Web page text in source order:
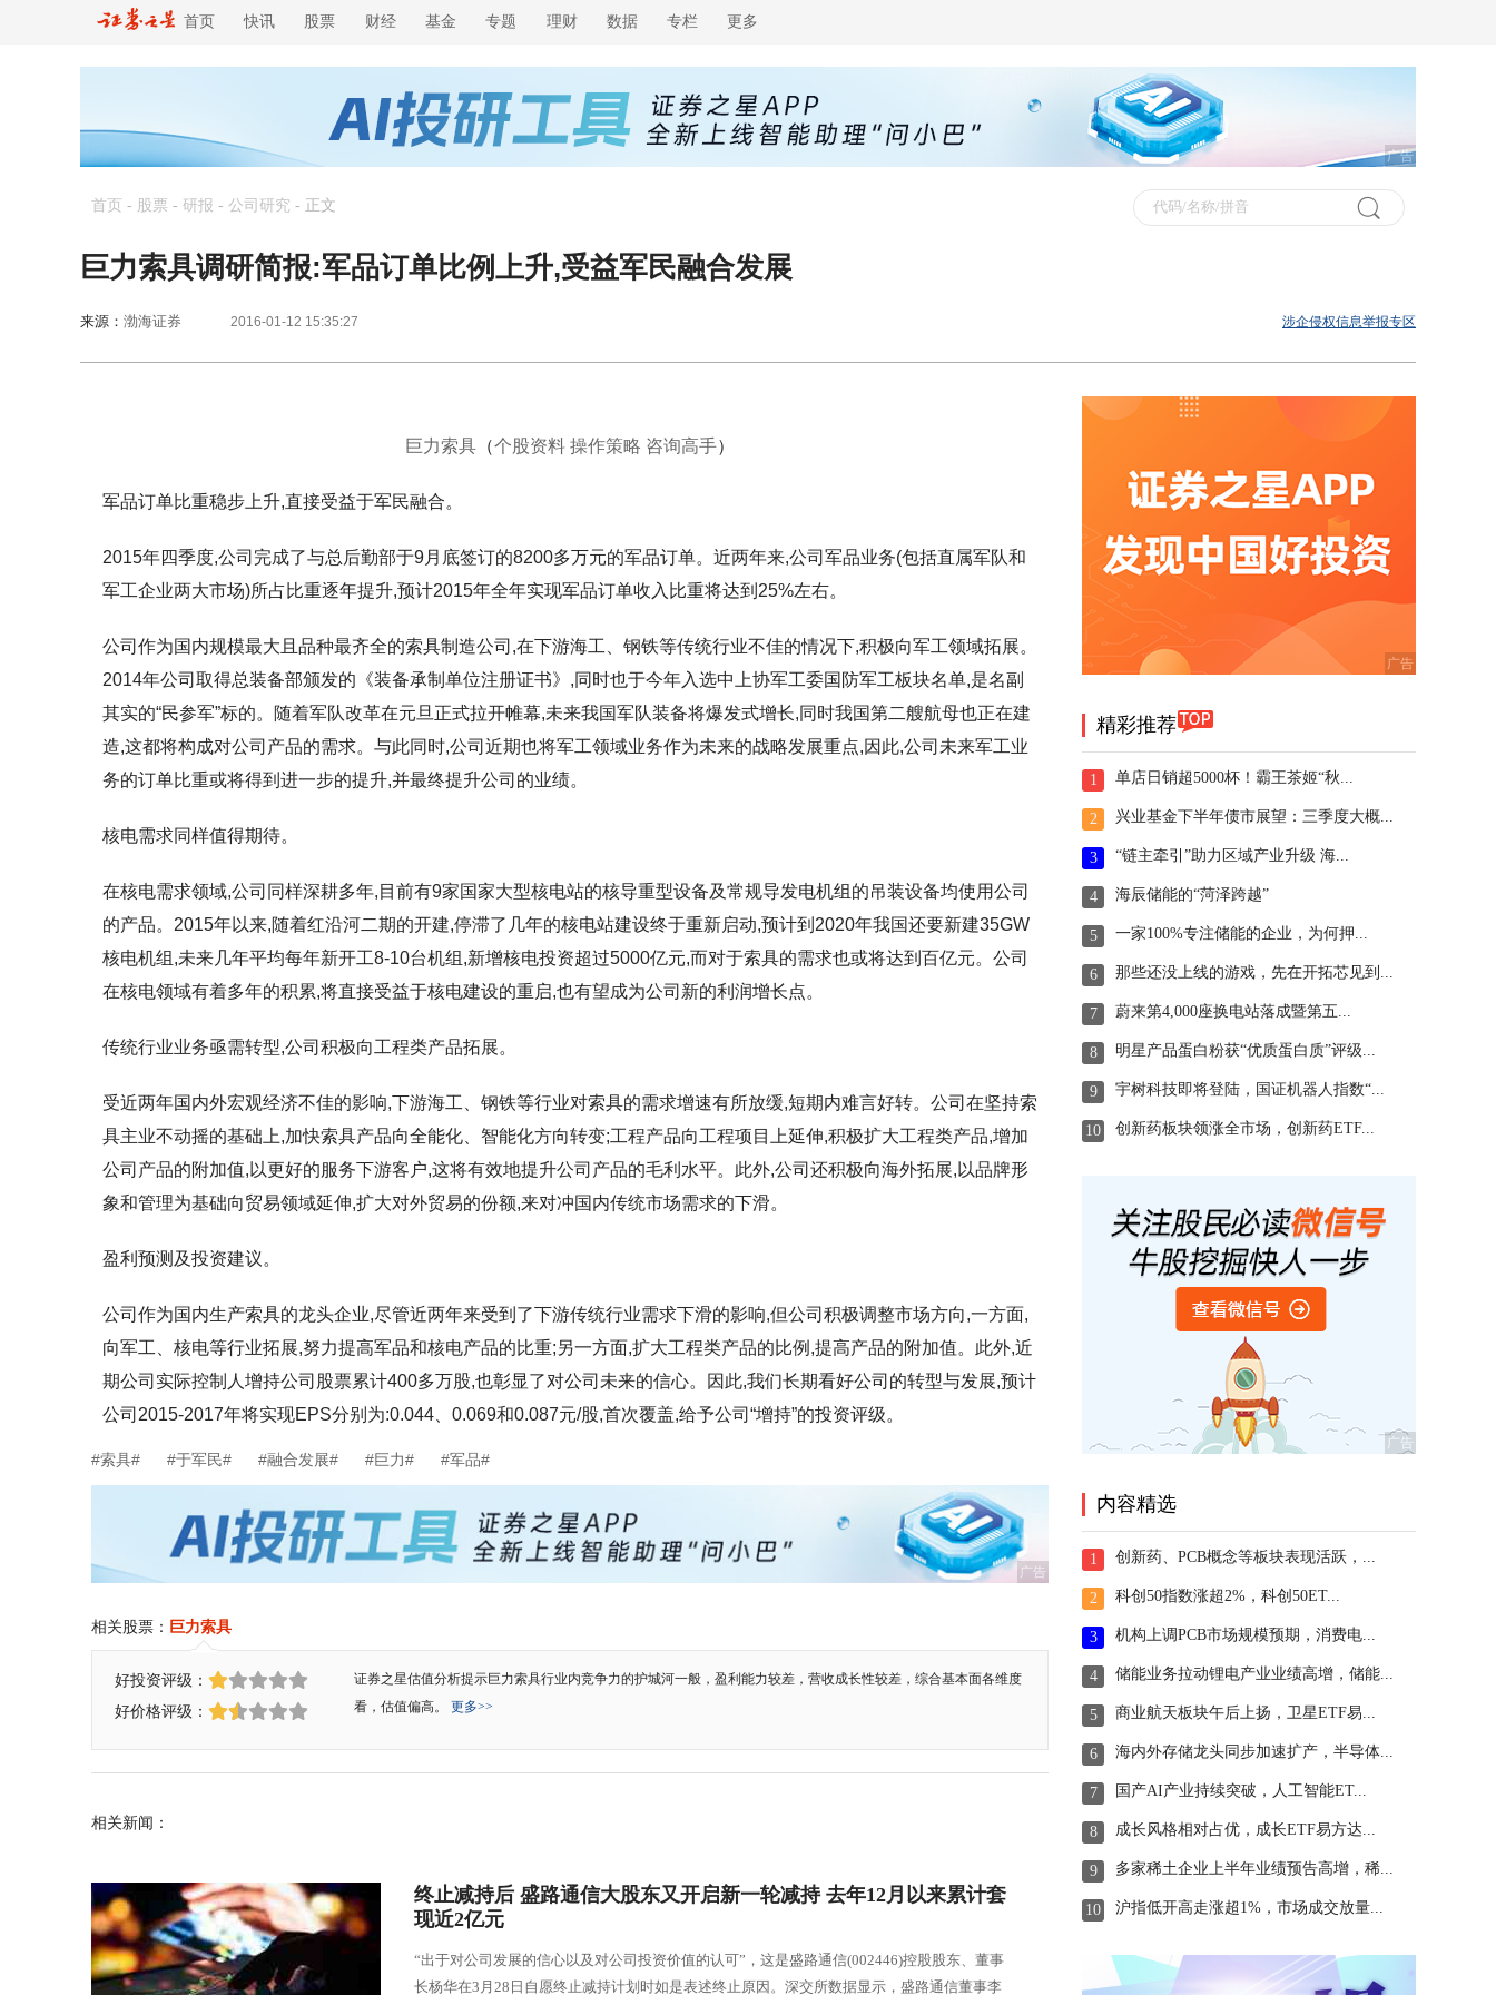
首页 快讯 股票 财经 基金 专题 理财 数据 专栏 更多
广告
首页 - 股票 - 研报 - 公司研究 - 正文
巨力索具调研简报:军品订单比例上升,受益军民融合发展
来源： 渤海证券 2016-01-12 15:35:27 涉企侵权信息举报专区
巨力索具 （个股资料 操作策略 咨询高手）
军品订单比重稳步上升,直接受益于军民融合。
2015年四季度,公司完成了与总后勤部于9月底签订的8200多万元的军品订单。近两年来,公司军品业务(包括直属军队和
军工企业两大市场)所占比重逐年提升,预计2015年全年实现军品订单收入比重将达到25%左右。
公司作为国内规模最大且品种最齐全的索具制造公司,在下游海工、钢铁等传统行业不佳的情况下,积极向军工领域拓展。
2014年公司取得总装备部颁发的《装备承制单位注册证书》,同时也于今年入选中上协军工委国防军工板块名单,是名副
其实的“民参军”标的。随着军队改革在元旦正式拉开帷幕,未来我国军队装备将爆发式增长,同时我国第二艘航母也正在建
造,这都将构成对公司产品的需求。与此同时,公司近期也将军工领域业务作为未来的战略发展重点,因此,公司未来军工业
务的订单比重或将得到进一步的提升,并最终提升公司的业绩。
核电需求同样值得期待。
在核电需求领域,公司同样深耕多年,目前有9家国家大型核电站的核导重型设备及常规导发电机组的吊装设备均使用公司
的产品。2015年以来,随着红沿河二期的开建,停滞了几年的核电站建设终于重新启动,预计到2020年我国还要新建35GW
核电机组,未来几年平均每年新开工8-10台机组,新增核电投资超过5000亿元,而对于索具的需求也或将达到百亿元。公司
在核电领域有着多年的积累,将直接受益于核电建设的重启,也有望成为公司新的利润增长点。
传统行业业务亟需转型,公司积极向工程类产品拓展。
受近两年国内外宏观经济不佳的影响,下游海工、钢铁等行业对索具的需求增速有所放缓,短期内难言好转。公司在坚持索
具主业不动摇的基础上,加快索具产品向全能化、智能化方向转变;工程产品向工程项目上延伸,积极扩大工程类产品,增加
公司产品的附加值,以更好的服务下游客户,这将有效地提升公司产品的毛利水平。此外,公司还积极向海外拓展,以品牌形
象和管理为基础向贸易领域延伸,扩大对外贸易的份额,来对冲国内传统市场需求的下滑。
盈利预测及投资建议。
公司作为国内生产索具的龙头企业,尽管近两年来受到了下游传统行业需求下滑的影响,但公司积极调整市场方向,一方面,
向军工、核电等行业拓展,努力提高军品和核电产品的比重;另一方面,扩大工程类产品的比例,提高产品的附加值。此外,近
期公司实际控制人增持公司股票累计400多万股,也彰显了对公司未来的信心。因此,我们长期看好公司的转型与发展,预计
公司2015-2017年将实现EPS分别为:0.044、0.069和0.087元/股,首次覆盖,给予公司“增持”的投资评级。
#索具# #于军民# #融合发展# #巨力# #军品#
广告
相关股票： 巨力索具
好投资评级：
好价格评级：
证券之星估值分析提示巨力索具行业内竞争力的护城河一般，盈利能力较差，营收成长性较差，综合基本面各维度
看，估值偏高。 更多>>
相关新闻：
终止减持后 盛路通信大股东又开启新一轮减持 去年12月以来累计套
现近2亿元
“出于对公司发展的信心以及对公司投资价值的认可”，这是盛路通信(002446)控股股东、董事
长杨华在3月28日自愿终止减持计划时如是表述终止原因。深交所数据显示，盛路通信董事李
精彩推荐
1 单店日销超5000杯！霸王茶姬“秋...
2 兴业基金下半年债市展望：三季度大概...
3 “链主牵引”助力区域产业升级 海...
4 海辰储能的“菏泽跨越”
5 一家100%专注储能的企业，为何押...
6 那些还没上线的游戏，先在开拓芯见到...
7 蔚来第4,000座换电站落成暨第五...
8 明星产品蛋白粉获“优质蛋白质”评级...
9 宇树科技即将登陆，国证机器人指数“...
10 创新药板块领涨全市场，创新药ETF...
内容精选
1 创新药、PCB概念等板块表现活跃，...
2 科创50指数涨超2%，科创50ET...
3 机构上调PCB市场规模预期，消费电...
4 储能业务拉动锂电产业业绩高增，储能...
5 商业航天板块午后上扬，卫星ETF易...
6 海内外存储龙头同步加速扩产，半导体...
7 国产AI产业持续突破，人工智能ET...
8 成长风格相对占优，成长ETF易方达...
9 多家稀土企业上半年业绩预告高增，稀...
10 沪指低开高走涨超1%，市场成交放量...